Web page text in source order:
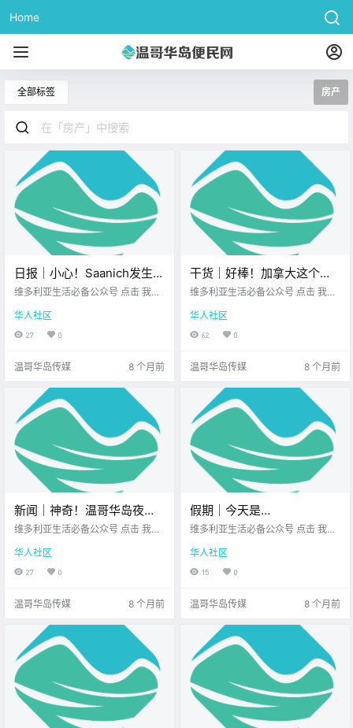
Home
全部标签 房产
日报｜小心！Saanich发生两
起黑熊目击事件！一女子在
店员！
维多利亚生活必备公众号 点击 我在
想一直在你身边 公元2025年11月10
日 农历9月21日 星期一 天蝎座 <
华人社区
27 0
温哥华岛传媒 8 个月前
干货｜好棒！加拿大这个冰
泡湖火了！梦幻得像被冻住
维多利亚生活必备公众号 点击 我在
想一直在你身边 冬天的维多利亚总
让人忘了 原来加拿大的另一边 正在
华人社区
62 0
温哥华岛传媒 8 个月前
新闻｜神奇！温哥华岛夜空
出现罕见“月亮彩虹”！维多
将开埃及餐厅！
维多利亚生活必备公众号 点击 我在
想一直在你身边 大家周一好呀~ 新
的一周上线 不过明天又要放假了 相
信你心情一定不错 先来看看今天的
华人社区
27 0
温哥华岛传媒 8 个月前
假期｜今天是
Remembrance Day，让我
维多利亚生活必备公众号 点击 我在
想一直在你身边 每年的11月11日 加
拿大都会迎来 一个庄严而宁静的日
子 Remembrance Day 上午11点整
华人社区
15 0
温哥华岛传媒 8 个月前